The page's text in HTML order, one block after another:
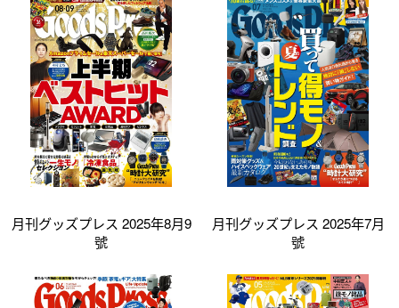
月刊グッズプレス 2025年8月9
號
月刊グッズプレス 2025年7月
號